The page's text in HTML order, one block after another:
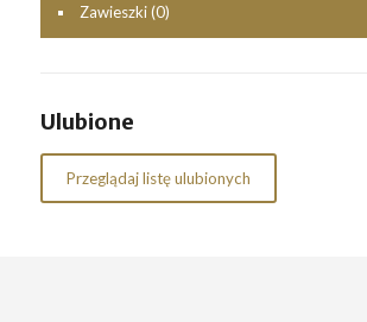
Zawieszki (0)
Ulubione
Przeglądaj listę ulubionych